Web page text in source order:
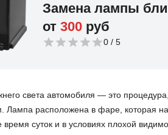
Замена лампы
от 300 руб
0
света автомобиля — это
Лампа расположена в фаре, которая
суток и в условиях плохой